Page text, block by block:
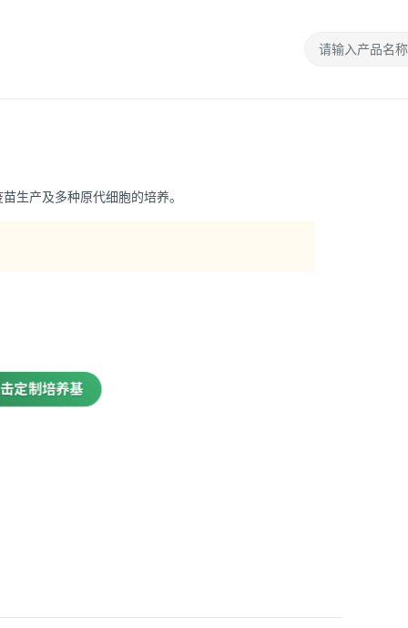
生产及多种原代细胞的培养。
定制培养基